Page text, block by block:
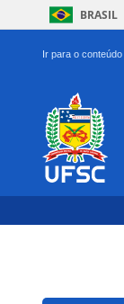
BRASIL
Ir para o conteúdo